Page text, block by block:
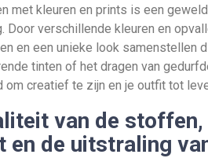
met kleuren en prints is een
Door verschillende kleuren en
en een unieke look samenstellen
tinten of het dragen van
creatief te zijn en je outfit tot
van de
de uitstraling